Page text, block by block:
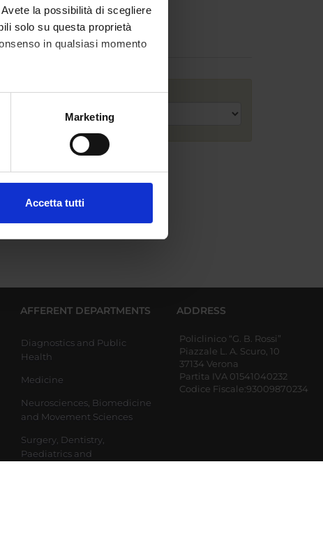
la possibilità di scegliere
solo su questa proprietà
in qualsiasi momento
metro,Marketing
Accetta tutti
Assignments
Academic year
AFFERENT DEPARTMENTS
Diagnostics and Public
Health
Medicine
Neurosciences, Biomedicine
and Movement Sciences
Surgery, Dentistry,
Paediatrics and
ADDRESS
Policlinico “G. B. Rossi”
Piazzale L. A. Scuro, 10
37134 Verona
Partita IVA 01541040232
Codice Fiscale:93009870234